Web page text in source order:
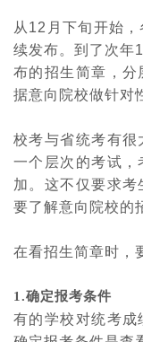
从 12 月下旬开始
续发布。到了次年1
布的招生简章，分
据意向院校做针对
校考与省统考有很
一个层次的考试，
加。这不仅要求
要了解意向院校的
在看招生简章时，
1.确定报考条件
有的学校对统考成